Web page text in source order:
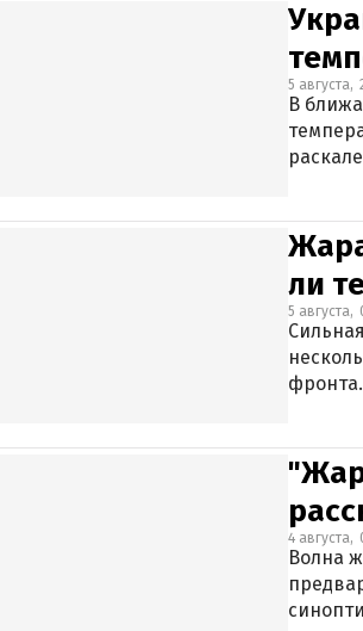
5 августа,
В
ли
5 августа,
фронта.
4 августа,
Волна